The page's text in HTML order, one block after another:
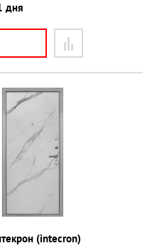
дня
(intecron)